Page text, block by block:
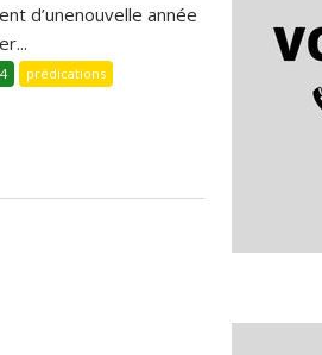
d’unenouvelle année
prédications